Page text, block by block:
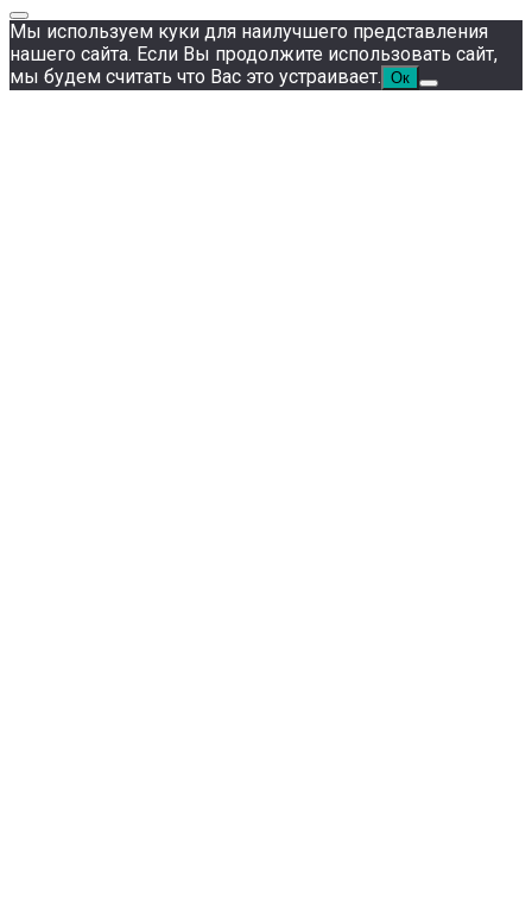
Мы используем куки для наилучшего представления
нашего сайта. Если Вы продолжите использовать сайт,
мы будем считать что Вас это устраивает. Ок